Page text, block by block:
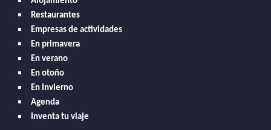
Restaurantes
Empresas de actividades
En primavera
En verano
En otoño
En Invierno
Agenda
Inventa tu viaje